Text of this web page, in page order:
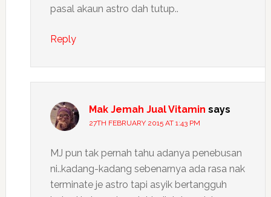
pasal akaun astro dah tutup..
Reply
Mak Jemah Jual Vitamin says
27TH FEBRUARY 2015 AT 1:43 PM
MJ pun tak pernah tahu adanya penebusan
ni..kadang-kadang sebenarnya ada rasa nak
terminate je astro tapi asyik bertangguh